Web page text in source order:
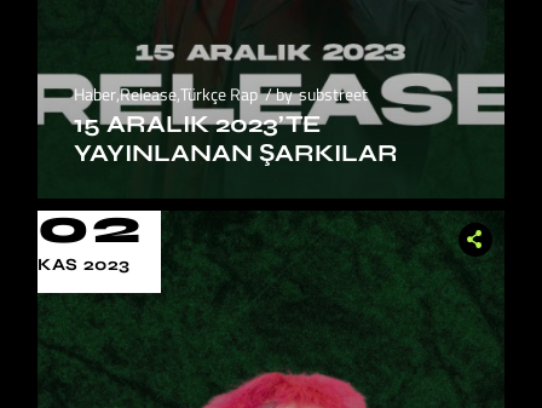
Haber,Release,Türkçe Rap by substreet
15 ARALIK 2023’TE
YAYINLANAN ŞARKILAR
02
KAS 2023